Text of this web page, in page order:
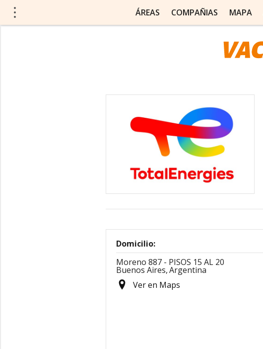
ÁREAS COMPAÑIAS MAPA
Domicilio:
Moreno 887 - PISOS 15 AL 20
Buenos Aires,Argentina
Ver en Maps